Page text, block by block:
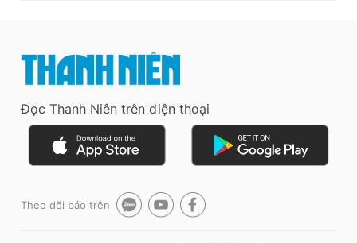
Đọc Thanh Niên trên điện thoại
Theo dõi báo trên